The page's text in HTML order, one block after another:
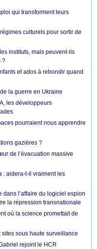
qui transforment leurs
culturels pour sortir de
instituts, mais peuvent-ils
?
et ados à rebondir quand
la guerre en Ukraine
les développeurs
pourraient nous apprendre
gazières ?
de l’évacuation massive
: aidera-t-il vraiment les
dans l’affaire du logiciel espion
la répression transnationale
où la science promettait de
sites sous haute surveillance
rejoint le HCR